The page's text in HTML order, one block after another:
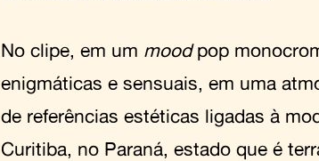
No clipe, em um moodpop
enigmáticas e sensuais, em uma
de referências estéticas ligadas à
Curitiba, no Paraná, estado que é